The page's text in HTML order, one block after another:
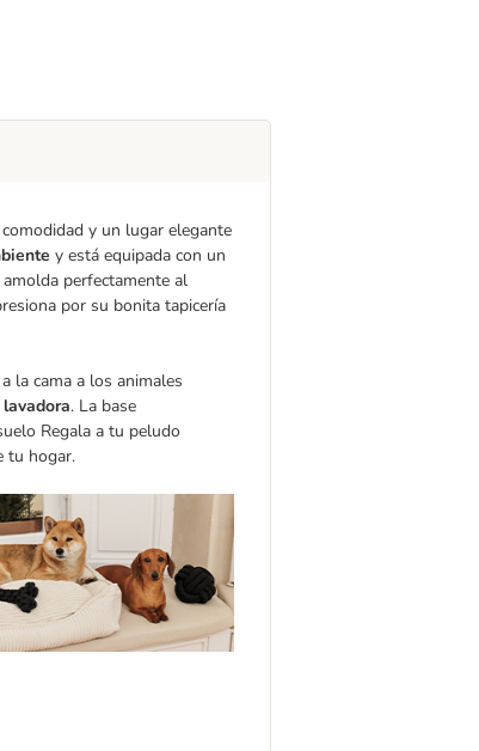
y un lugar elegante
y está equipada con un
perfectamente al
por su bonita tapicería
la cama a los animales
. La base
Regala a tu peludo
tu hogar.